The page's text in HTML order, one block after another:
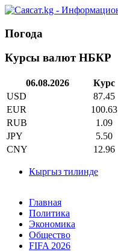
Погода
Курсы валют НБКР
06.08.2026
Курс
USD
87.45
EUR
100.63
RUB
1.09
JPY
5.50
CNY
12.96
Кыргыз тилинде
Главная
Политика
Экономика
Общество
FIFA 2026